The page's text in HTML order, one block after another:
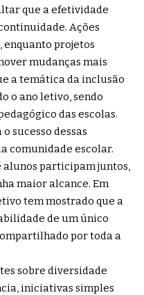
que a efetividade
Ações
projetos
mudanças mais
a temática da inclusão
o ano letivo, sendo
das escolas.
sucesso dessas
comunidade escolar.
participam juntos,
maior alcance. Em
tem mostrado que a
de um único
por toda a
sobre diversidade
iniciativas simples